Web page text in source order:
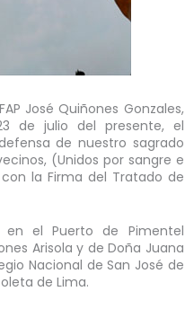
José Quiñones Gonzales,
de julio del presente, el
de nuestro sagrado
(Unidos por sangre e
la Firma del Tratado de
en el Puerto de Pimentel
Arisola y de Doña Juana
Nacional de San José de
de Lima.